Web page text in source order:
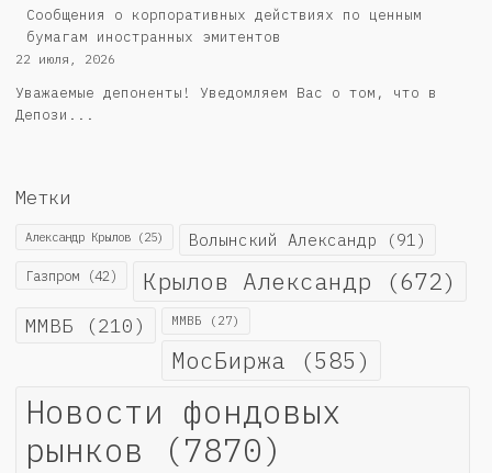
Сообщения о корпоративных действиях по ценным
бумагам иностранных эмитентов
22 июля, 2026
Уважаемые депоненты! Уведомляем Вас о том, что в
Депози...
Метки
Александр Крылов (25) Волынский Александр (91)
Газпром (42) Крылов Александр (672)
ММВБ (210) ММВБ (27)
МосБиржа (585)
Новости фондовых
рынков (7870)